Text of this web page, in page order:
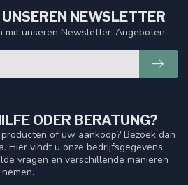
ODER BERATUNG?
of uw aankoop? Bezoek dan
Hier vindt u onze bedrijfsgegevens,
vragen en verschillende manieren
NEWSLETTER
mit unseren Newsletter-Angeboten